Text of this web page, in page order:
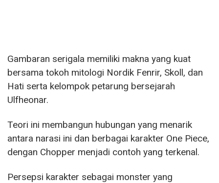
Gambaran serigala memiliki makna yang kuat
bersama tokoh mitologi Nordik Fenrir, Skoll, dan
Hati serta kelompok petarung bersejarah
Ulfheonar.
Teori ini membangun hubungan yang menarik
antara narasi ini dan berbagai karakter One Piece,
dengan Chopper menjadi contoh yang terkenal.
Persepsi karakter sebagai monster yang